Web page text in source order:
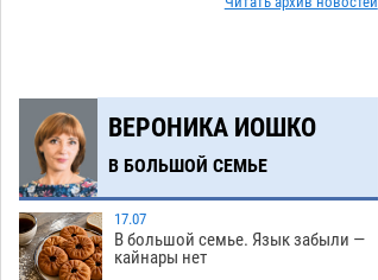
Ящерицу из астраханской пустыни
14:35
Буддийские святыни из Астрахани
выставили в музее Пушкина в Москве
13:50
Мэрия Астрахани переводит городские
зеленые зоны на автоматический
полив
06.08 202
ВЕРОНИКА ИОШКО
В БОЛЬШОЙ СЕМЬЕ
17.07
В большой семье. Язык забыли —
кайнары нет